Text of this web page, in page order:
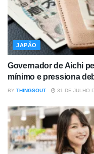
JAPÃO
Governador de Aichi
mínimo e pressiona
BY THINGSOUT 31 DE JULHO